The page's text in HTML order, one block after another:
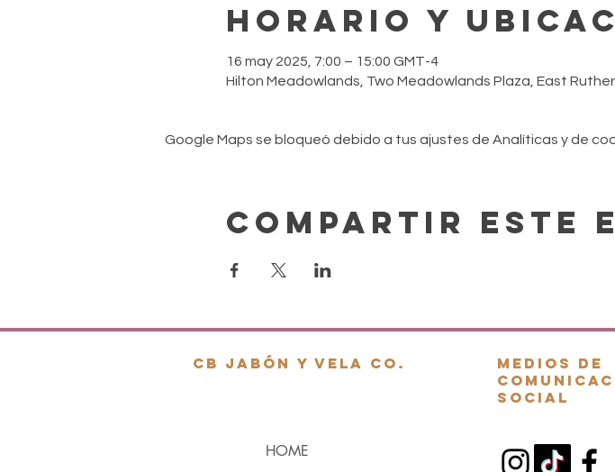
Horario y
16 may 2025, 7:00 – 15:00 GMT-4
Hilton Meadowlands, Two Meadowlands Plaza, East
Google Maps se bloqueó debido a tus ajustes de Analíticas y de
Compartir este
cb jabón y vela co.
HOME
Medios de
social